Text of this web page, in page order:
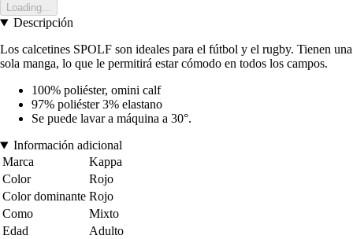
Loading...
Descripción
Los calcetines SPOLF son ideales para el fútbol y el rugby. Tienen una
sola manga, lo que le permitirá estar cómodo en todos los campos.
100% poliéster, omini calf
97% poliéster 3% elastano
Se puede lavar a máquina a 30°.
Información adicional
Marca
Kappa
Color
Rojo
Color dominante Rojo
Como
Mixto
Edad
Adulto